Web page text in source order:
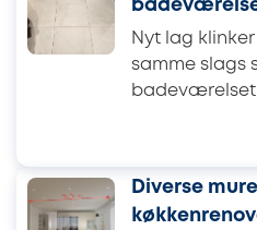
Nyt lag
samme slags
badeværelset
Diverse